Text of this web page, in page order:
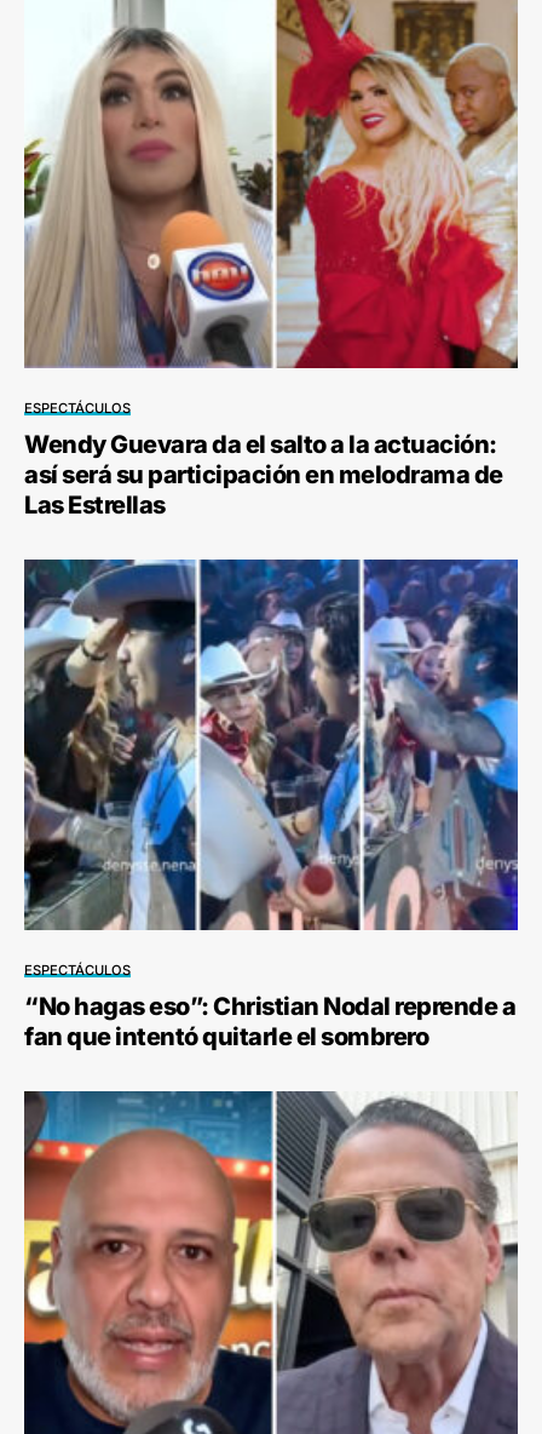
ESPECTÁCULOS
Wendy Guevara da el salto a la actuación:
así será su participación en melodrama de
Las Estrellas
ESPECTÁCULOS
“No hagas eso”: Christian Nodal reprende a
fan que intentó quitarle el sombrero